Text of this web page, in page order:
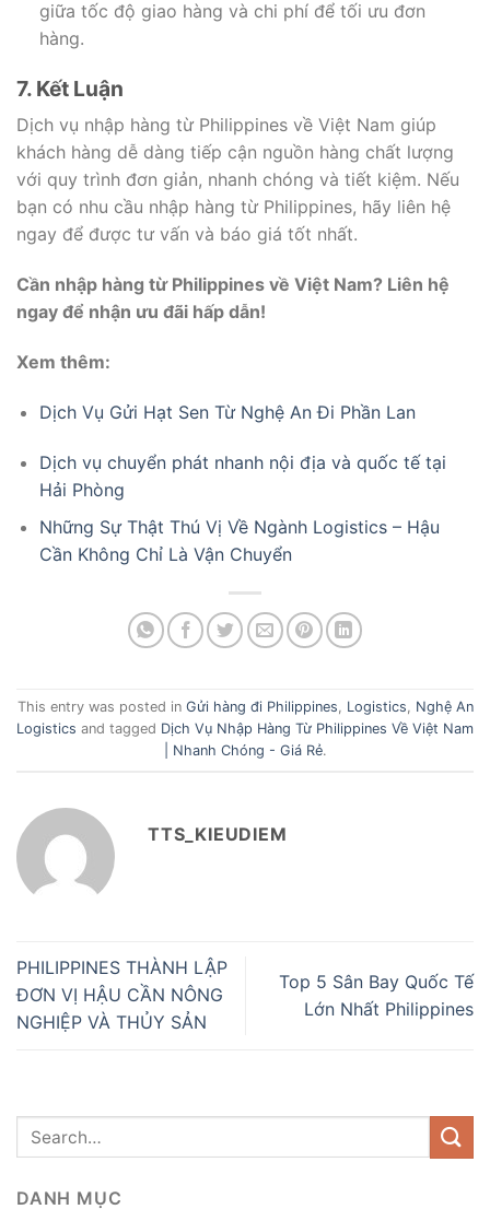
giữa tốc độ giao hàng và chi phí để tối ưu đơn
hàng.
7. Kết Luận
Dịch vụ nhập hàng từ Philippines về Việt Nam giúp
khách hàng dễ dàng tiếp cận nguồn hàng chất lượng
với quy trình đơn giản, nhanh chóng và tiết kiệm. Nếu
bạn có nhu cầu nhập hàng từ Philippines, hãy liên hệ
ngay để được tư vấn và báo giá tốt nhất.
Cần nhập hàng từ Philippines về Việt Nam? Liên hệ
ngay để nhận ưu đãi hấp dẫn!
Xem thêm:
Dịch Vụ Gửi Hạt Sen Từ Nghệ An Đi Phần Lan
Dịch vụ chuyển phát nhanh nội địa và quốc tế tại
Hải Phòng
Những Sự Thật Thú Vị Về Ngành Logistics – Hậu
Cần Không Chỉ Là Vận Chuyển
This entry was posted in Gửi hàng đi Philippines, Logistics, Nghệ An
Logistics and tagged Dịch Vụ Nhập Hàng Từ Philippines Về Việt Nam
| Nhanh Chóng - Giá Rẻ.
TTS_KIEUDIEM
PHILIPPINES THÀNH LẬP
ĐƠN VỊ HẬU CẦN NÔNG
NGHIỆP VÀ THỦY SẢN
Top 5 Sân Bay Quốc Tế
Lớn Nhất Philippines
DANH MỤC